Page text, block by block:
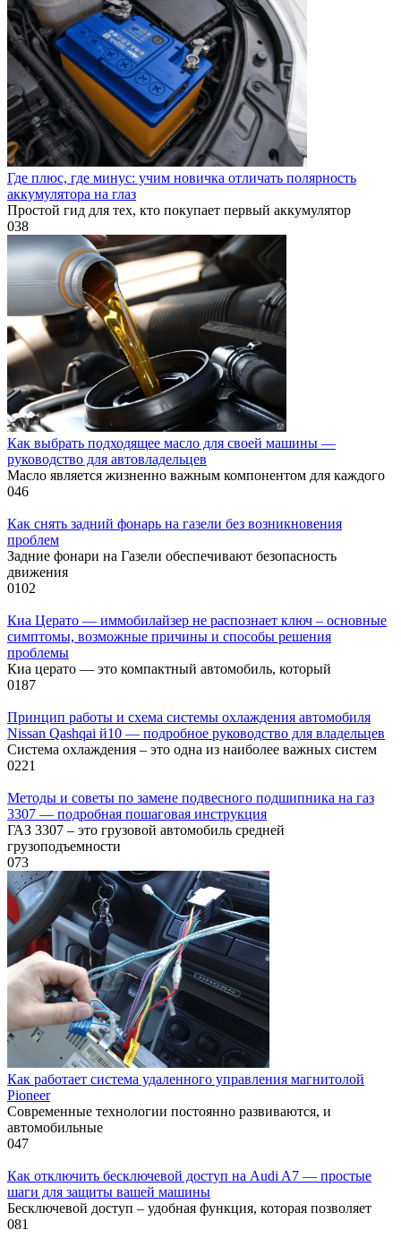
Где плюс, где минус: учим новичка отличать полярность
аккумулятора на глаз
Простой гид для тех, кто покупает первый аккумулятор
038
Как выбрать подходящее масло для своей машины —
руководство для автовладельцев
Масло является жизненно важным компонентом для каждого
046
Как снять задний фонарь на газели без возникновения
проблем
Задние фонари на Газели обеспечивают безопасность
движения
0102
Киа Церато — иммобилайзер не распознает ключ – основные
симптомы, возможные причины и способы решения
проблемы
Киа церато — это компактный автомобиль, который
0187
Принцип работы и схема системы охлаждения автомобиля
Nissan Qashqai й10 — подробное руководство для владельцев
Система охлаждения – это одна из наиболее важных систем
0221
Методы и советы по замене подвесного подшипника на газ
3307 — подробная пошаговая инструкция
ГАЗ 3307 – это грузовой автомобиль средней
грузоподъемности
073
Как работает система удаленного управления магнитолой
Pioneer
Современные технологии постоянно развиваются, и
автомобильные
047
Как отключить бесключевой доступ на Audi A7 — простые
шаги для защиты вашей машины
Бесключевой доступ – удобная функция, которая позволяет
081